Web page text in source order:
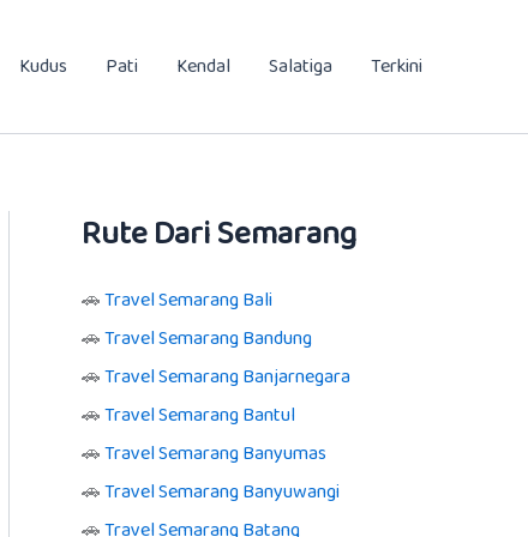
Kudus Pati Kendal Salatiga Terkini
Rute Dari Semarang
🚗Travel Semarang Bali
🚗Travel Semarang Bandung
🚗Travel Semarang Banjarnegara
🚗Travel Semarang Bantul
🚗Travel Semarang Banyumas
🚗Travel Semarang Banyuwangi
🚗Travel Semarang Batang